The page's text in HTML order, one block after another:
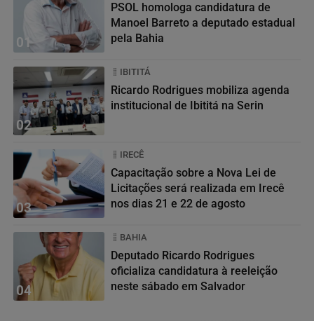
01
PSOL homologa candidatura de
Manoel Barreto a deputado estadual
pela Bahia
02
IBITITÁ
Ricardo Rodrigues mobiliza agenda
institucional de Ibititá na Serin
03
IRECÊ
Capacitação sobre a Nova Lei de
Licitações será realizada em Irecê
nos dias 21 e 22 de agosto
04
BAHIA
Deputado Ricardo Rodrigues
oficializa candidatura à reeleição
neste sábado em Salvador